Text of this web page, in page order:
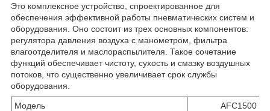
Это комплексное устройство, спроектированное для
обеспечения эффективной работы пневматических систем и
оборудования. Оно состоит из трех основных компонентов:
регулятора давления воздуха с манометром, фильтра
влагоотделителя и маслораспылителя. Такое сочетание
функций обеспечивает чистоту, сухость и смазку воздушных
потоков, что существенно увеличивает срок службы
оборудования.
Модель
AFC1500